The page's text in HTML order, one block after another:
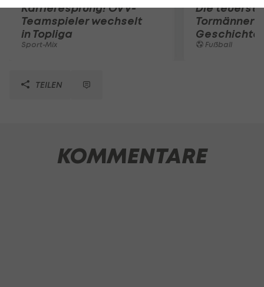
Karrieresprung! ÖVV-
Teamspieler wechselt
in Topliga
Sport-Mix
Die
Tormänner
Geschichte
Fußball
TEILEN
KOMMENTARE